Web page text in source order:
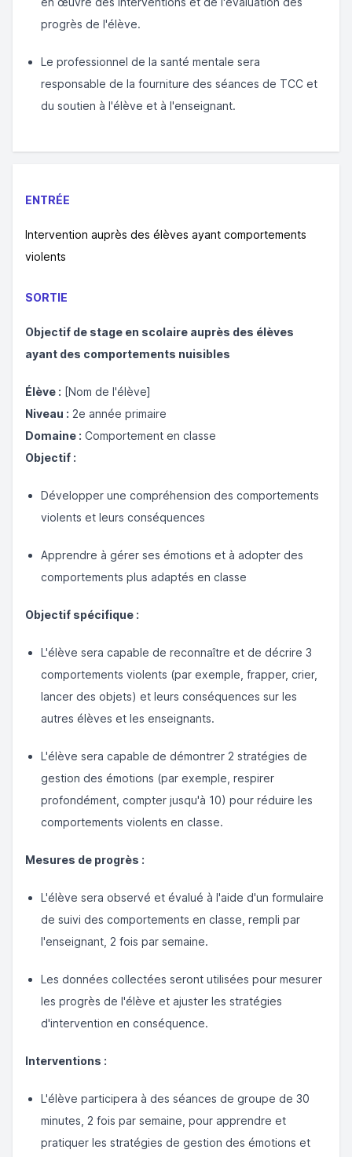
progrès de l'élève.
Le professionnel de la santé mentale sera
responsable de la fourniture des séances de TCC et
du soutien à l'élève et à l'enseignant.
ENTRÉE
Intervention auprès des élèves ayant comportements
violents
SORTIE
Objectif de stage en scolaire auprès des élèves
ayant des comportements nuisibles
Élève : [Nom de l'élève]
Niveau : 2e année primaire
Domaine : Comportement en classe
Objectif :
Développer une compréhension des comportements
violents et leurs conséquences
Apprendre à gérer ses émotions et à adopter des
comportements plus adaptés en classe
Objectif spécifique :
L'élève sera capable de reconnaître et de décrire 3
comportements violents (par exemple, frapper, crier,
lancer des objets) et leurs conséquences sur les
autres élèves et les enseignants.
L'élève sera capable de démontrer 2 stratégies de
gestion des émotions (par exemple, respirer
profondément, compter jusqu'à 10) pour réduire les
comportements violents en classe.
Mesures de progrès :
L'élève sera observé et évalué à l'aide d'un formulaire
de suivi des comportements en classe, rempli par
l'enseignant, 2 fois par semaine.
Les données collectées seront utilisées pour mesurer
les progrès de l'élève et ajuster les stratégies
d'intervention en conséquence.
Interventions :
L'élève participera à des séances de groupe de 30
minutes, 2 fois par semaine, pour apprendre et
pratiquer les stratégies de gestion des émotions et